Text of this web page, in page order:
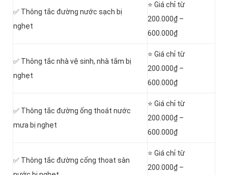
✅ Thông tắc đường nước sạch bị
nghẹt
⭐ Giá chỉ từ
200.000₫ –
600.000₫
✅ Thông tắc nhà vệ sinh, nhà tắm bị
nghẹt
⭐ Giá chỉ từ
200.000₫ –
600.000₫
✅ Thông tắc đường ống thoát nước
mưa bị nghẹt
⭐ Giá chỉ từ
200.000₫ –
600.000₫
✅ Thông tắc đường cống thoat sàn
⭐ Giá chỉ từ
200.000₫ –